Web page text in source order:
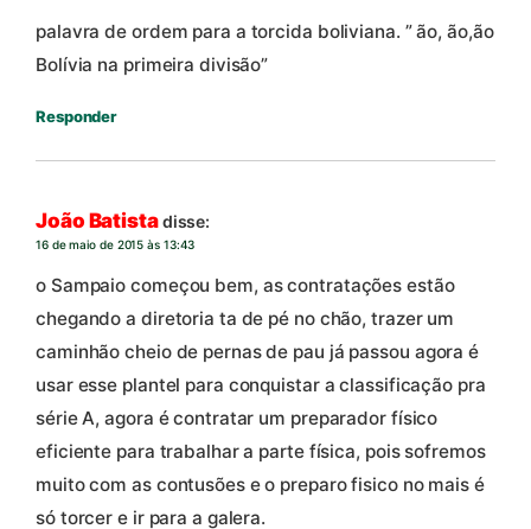
palavra de ordem para a torcida boliviana. ” ão, ão,ão
Bolívia na primeira divisão”
Responder
João Batistadisse:
16 de maio de 2015 às 13:43
o Sampaio começou bem, as contratações estão
chegando a diretoria ta de pé no chão, trazer um
caminhão cheio de pernas de pau já passou agora é
usar esse plantel para conquistar a classificação pra
série A, agora é contratar um preparador físico
eficiente para trabalhar a parte física, pois sofremos
muito com as contusões e o preparo fisico no mais é
só torcer e ir para a galera.